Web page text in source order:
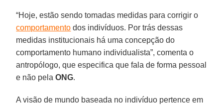
“Hoje, estão sendo tomadas medidas para corrigir o
comportamento dos indivíduos. Por trás dessas
medidas institucionais há uma concepção do
comportamento humano individualista”, comenta o
antropólogo, que especifica que fala de forma pessoal
e não pelaONG.
A visão de mundo baseada no indivíduo pertence em